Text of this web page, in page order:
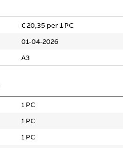
€ 20,35 per 1 PC
01-04-2026
A3
1 PC
1 PC
1 PC